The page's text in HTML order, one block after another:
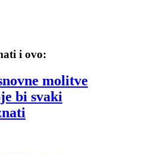
i ovo:
molitve
bi svaki